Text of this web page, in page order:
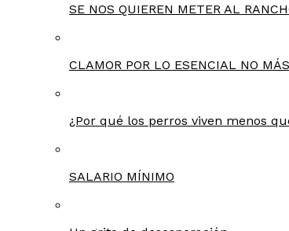
SE NOS QUIEREN METER AL
CLAMOR POR LO ESENCIAL NO
¿Por qué los perros viven menos
SALARIO MÍNIMO